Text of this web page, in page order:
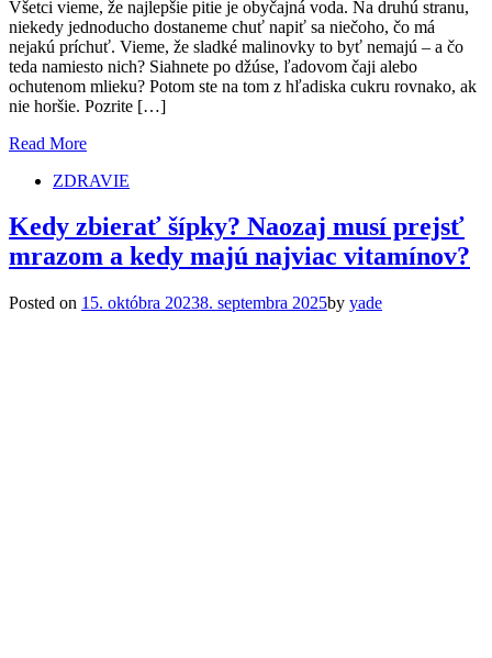
Všetci vieme, že najlepšie pitie je obyčajná voda. Na druhú stranu,
niekedy jednoducho dostaneme chuť napiť sa niečoho, čo má
nejakú príchuť. Vieme, že sladké malinovky to byť nemajú – a čo
teda namiesto nich? Siahnete po džúse, ľadovom čaji alebo
ochutenom mlieku? Potom ste na tom z hľadiska cukru rovnako, ak
nie horšie. Pozrite […]
Read More
ZDRAVIE
Kedy zbierať šípky? Naozaj musí prejsť
mrazom a kedy majú najviac vitamínov?
Posted on 15. októbra 20238. septembra 2025by yade